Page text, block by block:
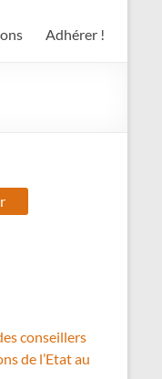
Adhérer !
conseillers
de l’Etat au